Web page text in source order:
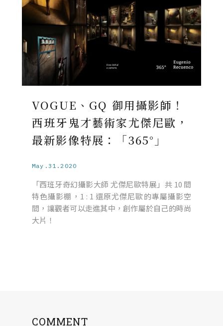
VOGUE、GQ 御用攝影師！
西班牙鬼才藝術家尤傑尼歐，
最新影像特展：「365°」
May.31.2020
「西班牙奇幻攝影大師 尤傑尼歐特展」共 10 間
特色攝影棚，1 : 1 還原尤傑尼歐的專屬攝影空
間，讓觀者可以走進其中，創作屬於自己的時尚
大片！
COMMENT